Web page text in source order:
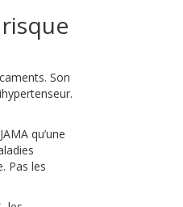
Son
qu’une
Pas les